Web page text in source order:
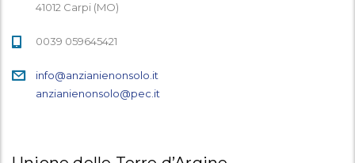
41012 Carpi (MO)
0039 059645421
info@anzianienonsolo.it
anzianienonsolo@pec.it